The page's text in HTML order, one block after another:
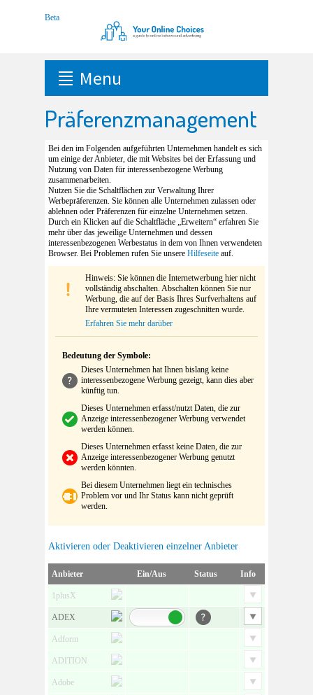
Menu
Präferenzmanagement
Bei den im Folgenden aufgeführten Unternehmen handelt es sich
um einige der Anbieter, die mit Websites bei der Erfassung und
Nutzung von Daten für interessenbezogene Werbung
zusammenarbeiten.
Nutzen Sie die Schaltflächen zur Verwaltung Ihrer
Werbepräferenzen. Sie können alle Unternehmen zulassen oder
ablehnen oder Präferenzen für einzelne Unternehmen setzen.
Durch ein Klicken auf die Schaltfläche „Erweitern“ erfahren Sie
mehr über das jeweilige Unternehmen und dessen
interessenbezogenen Werbestatus in dem von Ihnen verwendeten
Browser. Bei Problemen rufen Sie unsere Hilfeseite auf.
Hinweis: Sie können die Internetwerbung hier nicht
vollständig abschalten. Abschalten können Sie nur
Werbung, die auf der Basis Ihres Surfverhaltens auf
Ihre vermuteten Interessen zugeschnitten wurde.
Erfahren Sie mehr darüber
Bedeutung der Symbole:
Dieses Unternehmen hat Ihnen bislang keine
interessenbezogene Werbung gezeigt, kann dies aber
künftig tun.
Dieses Unternehmen erfasst/nutzt Daten, die zur
Anzeige interessenbezogener Werbung verwendet
werden können.
Dieses Unternehmen erfasst keine Daten, die zur
Anzeige interessenbezogener Werbung genutzt
werden könnten.
Bei diesem Unternehmen liegt ein technisches
Problem vor und Ihr Status kann nicht geprüft
werden.